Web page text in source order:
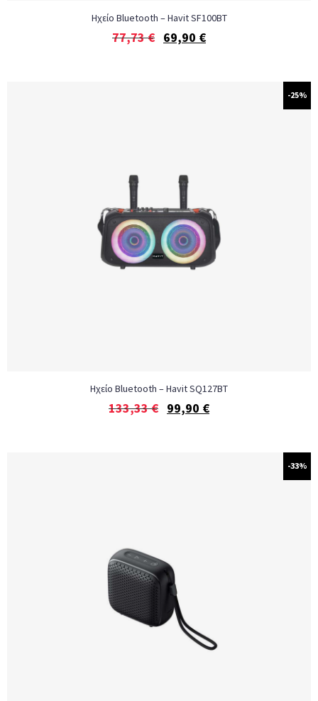
Ηχείο Bluetooth – Havit SF100BT
77,73€ 69,90 €
-25%
Ηχείο Bluetooth – Havit SQ127BT
133,33€ 99,90 €
-33%